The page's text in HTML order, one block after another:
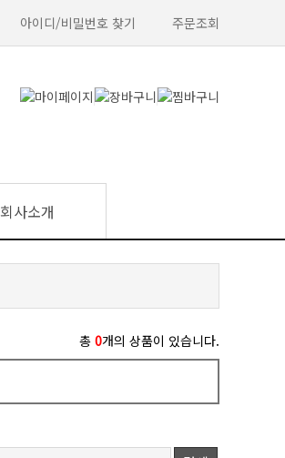
아이디/비밀번호 찾기 주문조회
회사소개
총 0개의 상품이 있습니다.